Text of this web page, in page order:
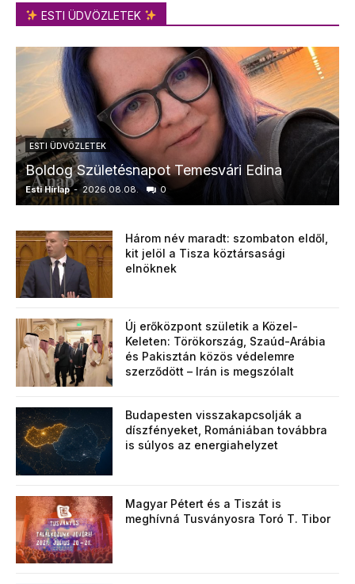
ESTI ÜDVÖZLETEK
ESTI ÜDVÖZLETEK
Boldog Születésnapot Temesvári Edina
Esti Hírlap - 2026.08.08. 0
Három név maradt: szombaton eldől,
kit jelöl a Tisza köztársasági
elnöknek
Új erőközpont születik a Közel-
Keleten: Törökország, Szaúd-Arábia
és Pakisztán közös védelemre
szerződött – Irán is megszólalt
Budapesten visszakapcsolják a
díszfényeket, Romániában továbbra
is súlyos az energiahelyzet
Magyar Pétert és a Tiszát is
meghívná Tusványosra Toró T. Tibor